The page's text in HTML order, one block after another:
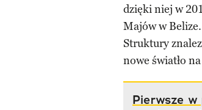
dzięki niej w
Majów w Belize.
Struktury
nowe światło
Pierwsze w